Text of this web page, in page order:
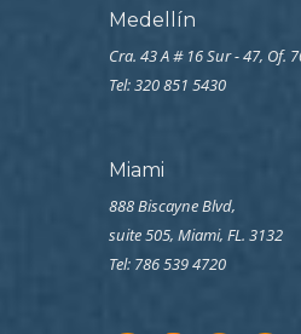
Medellín
Cra. 43 A # 16 Sur - 47, Of.
Tel: 320 851 5430
Miami
888 Biscayne Blvd,
suite 505, Miami, FL. 3132
Tel: 786 539 4720